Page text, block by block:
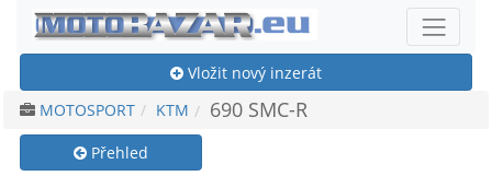
Vložit nový inzerát
MOTOSPORT
KTM 690 SMC-R
Přehled